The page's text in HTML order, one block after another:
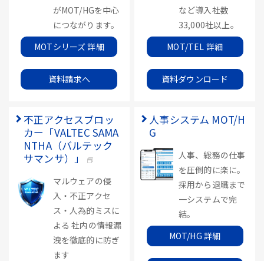
がMOT/HGを中心
につながります。
MOTシリーズ 詳細
資料請求へ
など導入社数
33,000社以上。
MOT/TEL 詳細
資料ダウンロード
不正アクセスブロッ
カー「VALTEC SAMA
NTHA（バルテック
サマンサ）」
マルウェアの侵
入・不正アクセ
ス・人為的ミスに
よる 社内の情報漏
洩を徹底的に防ぎ
ます
人事システム MOT/H
G
人事、総務の仕事
を圧倒的に楽に。
採用から退職まで
一システムで完
結。
MOT/HG 詳細